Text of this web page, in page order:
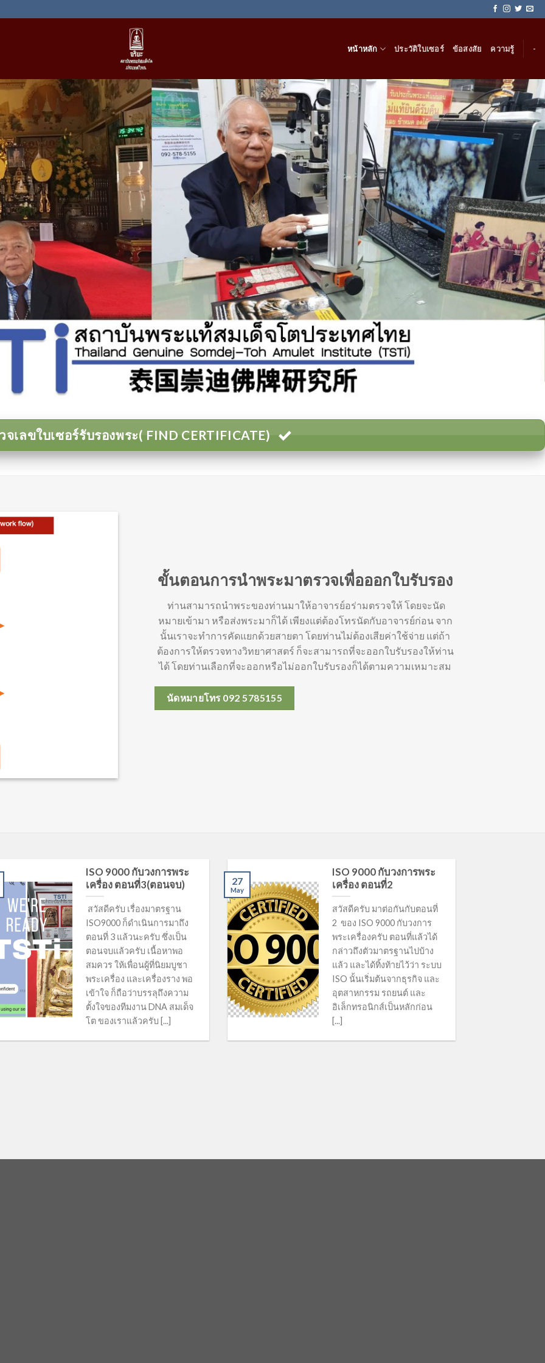
หน้าหลัก ประวัติใบเซอร์ ข้อสงสัย ความรู้ -
จเลขใบเซอร์รับรองพระ( FIND CERTIFICATE)
ขั้นตอนการนำพระมาตรวจเพื่อออกใบรับรอง
ท่านสามารถนำพระของท่านมาให้อาจารย์อร่ามตรวจให้ โดยจะนัด
หมายเข้ามา หรือส่งพระมาก็ได้ เพียงแต่ต้องโทรนัดกับอาจารย์ก่อน จาก
นั้นเราจะทำการคัดแยกด้วยสายตา โดยท่านไม่ต้องเสียค่าใช้จ่าย แต่ถ้า
ต้องการให้ตรวจทางวิทยาศาสตร์ ก็จะสามารถที่จะออกใบรับรองให้ท่าน
ได้ โดยท่านเลือกที่จะออกหรือไม่ออกใบรับรองก็ได้ตามความเหมาะสม
นัดหมายโทร 092 5785155
ISO 9000 กับวงการพระ
เครื่อง ตอนที่3(ตอนจบ)
สวัสดีครับ เรื่องมาตรฐาน
ISO9000 ก็ดำเนินการมาถึง
ตอนที่ 3 แล้วนะครับ ซึ่งเป็น
ตอนจบแล้วครับ เนื้อหาพอ
สมควร ให้เพื่อนผู้ที่นิยมบูชา
พระเครื่อง และเครื่องราง พอ
เข้าใจ ก็ถือว่าบรรลุถึงความ
ตั้งใจของทีมงาน DNA สมเด็จ
โต ของเราแล้วครับ [...]
ISO 9000 กับวงการพระ
เครื่อง ตอนที่2
สวัสดีครับ มาต่อกันกับตอนที่
2 ของ ISO 9000 กับวงการ
พระเครื่องครับ ตอนที่แล้วได้
กล่าวถึงตัวมาตรฐานไปบ้าง
แล้ว และได้ทิ้งท้ายไว้ว่า ระบบ
ISO นั้นเริ่มต้นจากธุรกิจ และ
อุตสาหกรรม รถยนต์ และ
อิเล็กทรอนิกส์เป็นหลักก่อน
[...]
27
May